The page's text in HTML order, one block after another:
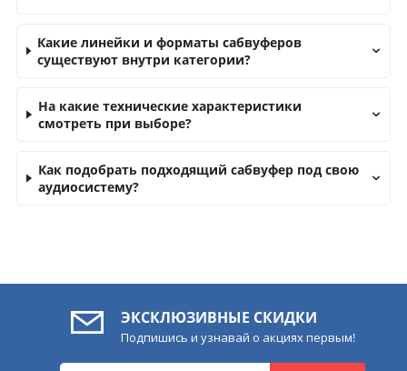
Какие линейки и форматы сабвуферов
существуют внутри категории?
На какие технические характеристики
смотреть при выборе?
Как подобрать подходящий сабвуфер под свою
аудиосистему?
ЭКСКЛЮЗИВНЫЕ СКИДКИ
Подпишись и узнавай о акциях первым!